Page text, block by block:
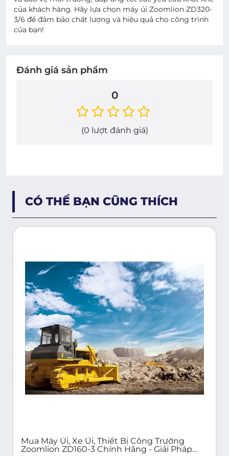
của khách hàng. Hãy lựa chọn máy ủi Zoomlion ZD320-
3/6 để đảm bảo chất lượng và hiệu quả cho công trình
của bạn!
Đánh giá sản phẩm
0
(0 lượt đánh giá)
CÓ THỂ BẠN CŨNG THÍCH
Mua Máy Ủi, Xe Ủi, Thiết Bị Công Trường
Zoomlion ZD160-3 Chính Hãng - Giải Pháp